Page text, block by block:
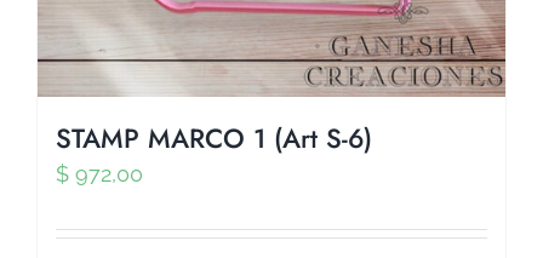
STAMP MARCO 1 (Art S-6)
$ 972,00